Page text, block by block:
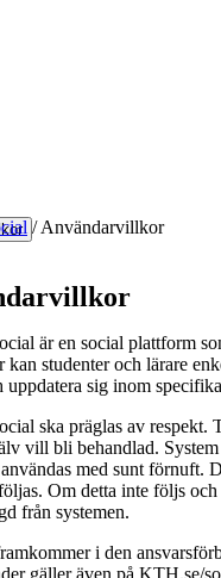
/Användarvillkor
är en social plattform
studenter och lärare
uppdatera sig inom
ska präglas av respekt.
vill bli behandlad.
med sunt förnuft.
Om detta inte följs
från systemen.
i den
gäller även på KTH.se/